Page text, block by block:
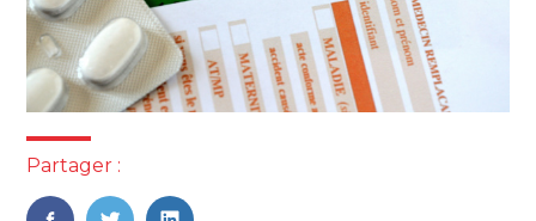
Partager :